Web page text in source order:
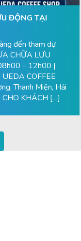
ĐỘNG TẠI
đến tham dự
CHỮA LƯU
– 12h00 |
COFFEE
Thanh Miện, Hải
KHÁCH […]